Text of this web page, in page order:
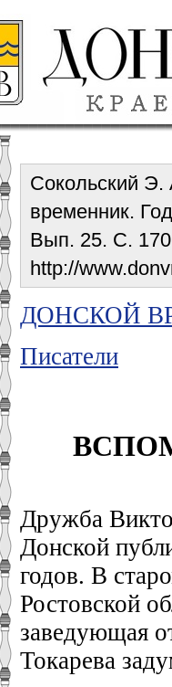
Сокольский
временник.
Вып. 25. С.
http://
ДОНСКОЙ
Писатели
Дружба
Донской
годов. В
Ростовской
заведующая
Токарева